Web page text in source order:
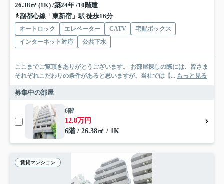
26.38㎡ (1K) /築24年 /10階建
副都心線「東新宿」駅 徒歩16分
オートロック エレベーター CATV
宅配ボックス
インターネット対応
公共下水
ここまでご覧頂きありがとうございます。 お部屋探しの際には、皆さま
それぞれこだわりの条件があると思いますが、当社では【... もっと見る
募集中の部屋
6階
12.8万円
6階 / 26.38㎡ / 1K
賃貸マンション